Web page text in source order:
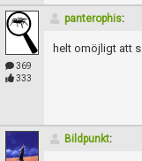
369
333
panterophis:
helt omöjligt att
Bildpunkt:
Terms of Service